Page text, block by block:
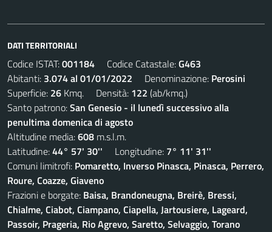
DATI TERRITORIALI
Codice ISTAT:001184 Codice Catastale:G463
Abitanti: 3.074 al 01/01/2022 Denominazione: Perosini
Superficie: 26 Kmq. Densità: 122 (ab/kmq.)
Santo patrono:San Genesio - il lunedì successivo alla
penultima domenica di agosto
Altitudine media:608 m.s.l.m.
Latitudine:44° 57' 30'' Longitudine: 7° 11' 31''
Comuni limitrofi: Pomaretto, Inverso Pinasca, Pinasca, Perrero,
Roure, Coazze, Giaveno
Frazioni e borgate: Baisa, Brandoneugna, Breirè, Bressi,
Chialme, Ciabot, Ciampano, Ciapella, Jartousiere, Lageard,
Passoir, Prageria, Rio Agrevo, Saretto, Selvaggio, Torano